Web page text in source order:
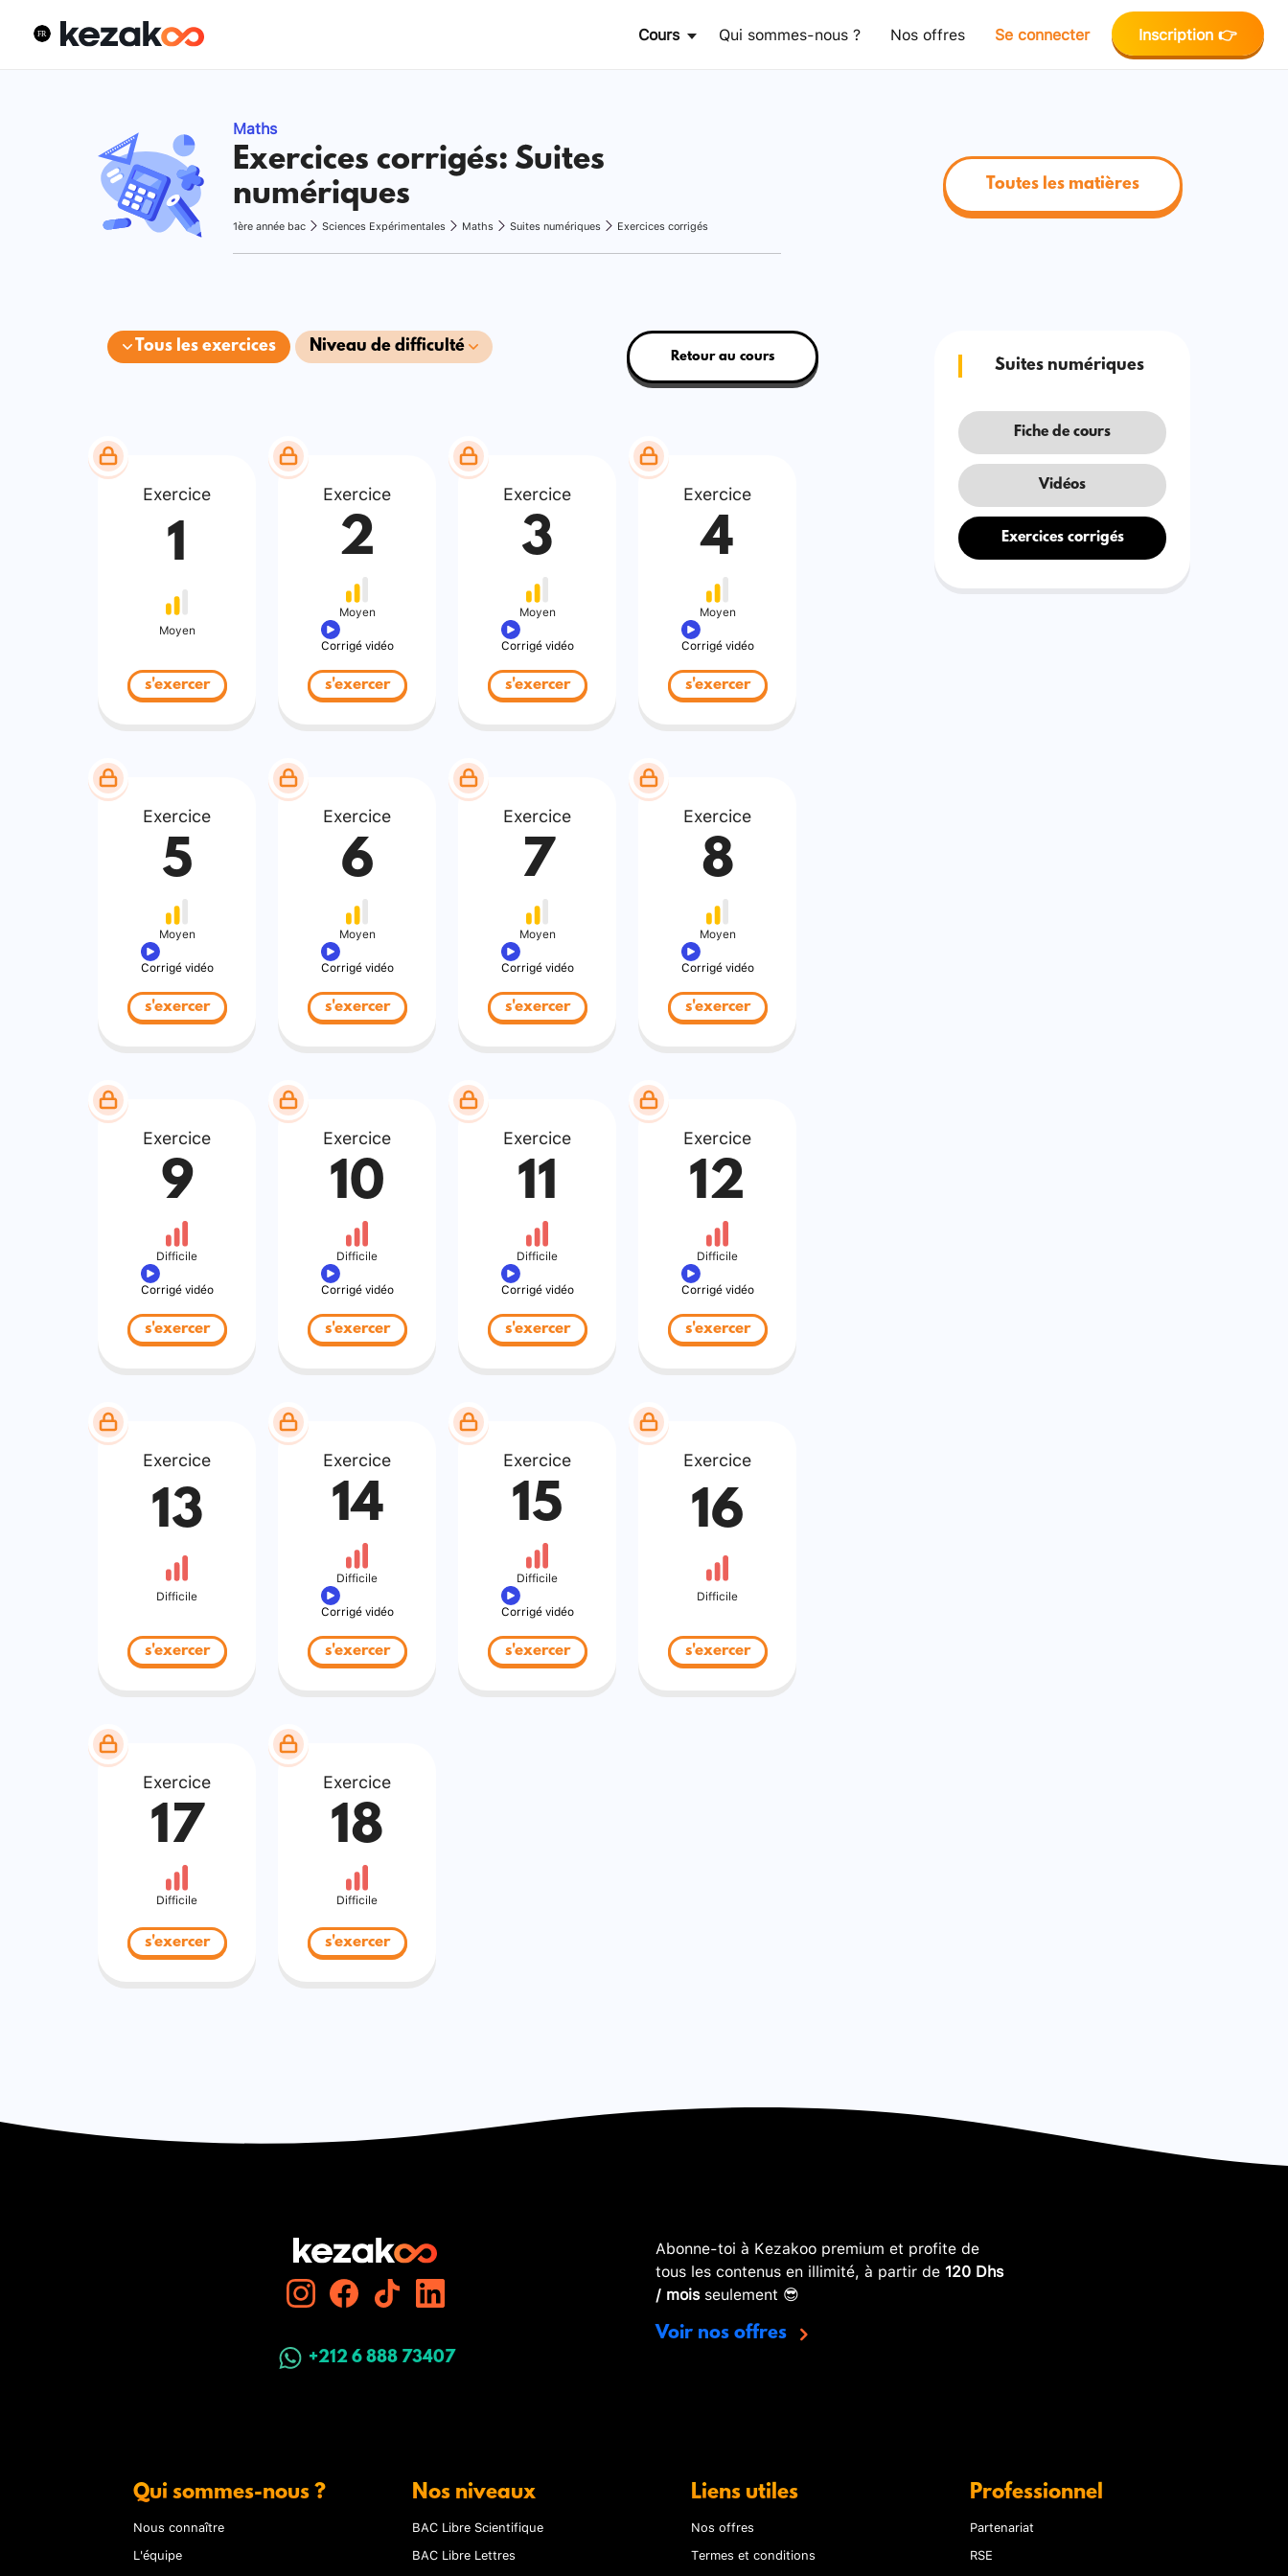
Cours Qui sommes-nous ? Nos offres Se connecter Inscription 👉
Maths
Exercices corrigés: Suites
numériques
1ère année bac Sciences Expérimentales Maths Suites numériques Exercices corrigés
Toutes les matières
Tous les exercices Niveau de difficulté
Retour au cours
Exercice
1
Moyen
s'exercer
Exercice
2
Moyen
Corrigé vidéo
s'exercer
Exercice
3
Moyen
Corrigé vidéo
s'exercer
Exercice
4
Moyen
Corrigé vidéo
s'exercer
Exercice
5
Moyen
Corrigé vidéo
s'exercer
Exercice
6
Moyen
Corrigé vidéo
s'exercer
Exercice
7
Moyen
Corrigé vidéo
s'exercer
Exercice
8
Moyen
Corrigé vidéo
s'exercer
Exercice
9
Difficile
Corrigé vidéo
s'exercer
Exercice
10
Difficile
Corrigé vidéo
s'exercer
Exercice
11
Difficile
Corrigé vidéo
s'exercer
Exercice
12
Difficile
Corrigé vidéo
s'exercer
Exercice
13
Difficile
s'exercer
Exercice
14
Difficile
Corrigé vidéo
s'exercer
Exercice
15
Difficile
Corrigé vidéo
s'exercer
Exercice
16
Difficile
s'exercer
Exercice
17
Difficile
s'exercer
Exercice
18
Difficile
s'exercer
Suites numériques
Fiche de cours
Vidéos
Exercices corrigés
+212 6 888 73407
Abonne-toi à Kezakoo premium et profite de
tous les contenus en illimité, à partir de 120 Dhs
/ moisseulement 😎
Voir nos offres
Qui sommes-nous ?
Nous connaître
L'équipe
Nos niveaux
BAC Libre Scientifique
BAC Libre Lettres
Liens utiles
Nos offres
Termes et conditions
Professionnel
Partenariat
RSE